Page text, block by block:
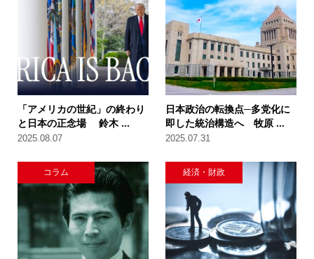
「アメリカの世紀」の終わり
と日本の正念場 鈴木 ...
2025.08.07
日本政治の転換点─多党化に
即した統治構造へ 牧原 ...
2025.07.31
コラム 経済・財政